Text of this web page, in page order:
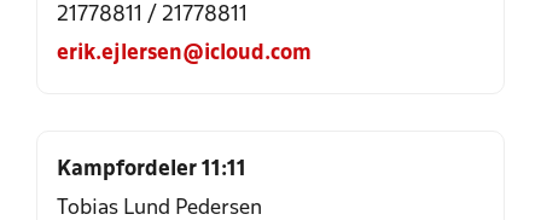
21778811 / 21778811
erik.ejlersen@icloud.com
Kampfordeler 11:11
Tobias Lund Pedersen